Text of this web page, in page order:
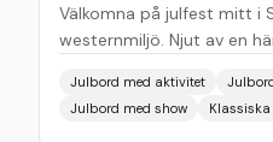
Välkomna på julfest mitt i
westernmiljö. Njut av en
välkomnar er till ett
julmusik, aktiviteter och
Julbord med aktivitet
Julbord med show